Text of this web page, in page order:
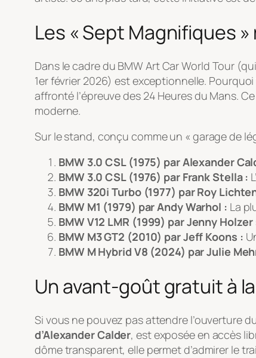
Les « Sept Magnifiques
Dans le cadre du BMW Art Car World Tour
1er février 2026) est exceptionnelle.
affronté l’épreuve des 24 Heures du Mans.
moderne.
Sur le stand, conçu comme un « garage de
BMW 3.0 CSL (1975) par Alexander
BMW 3.0 CSL (1976) par Frank Stella :
BMW 320i Turbo (1977) par Roy
BMW M1 (1979) par Andy Warhol : La
BMW V12 LMR (1999) par Jenny Holzer
BMW M3 GT2 (2010) par Jeff Koons :
BMW M Hybrid V8 (2024) par Julie
Un avant-goût gratuit à
Si vous ne pouvez pas attendre l’ouverture
d’Alexander Calder, est exposée en accès
dôme transparent, elle permet d’admirer le